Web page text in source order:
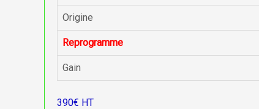
Origine
Reprogramme
Gain
390€ HT